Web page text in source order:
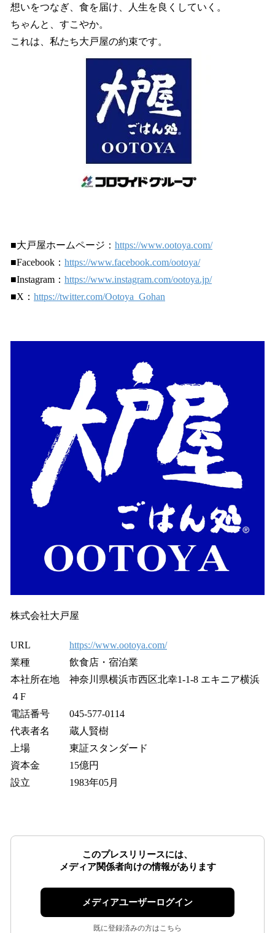
想いをつなぎ、食を届け、人生を良くしていく。
ちゃんと、すこやか。
これは、私たち大戸屋の約束です。
■大戸屋ホームページ： https://www.ootoya.com/
■Facebook： https://www.facebook.com/ootoya/
■Instagram： https://www.instagram.com/ootoya.jp/
■X： https://twitter.com/Ootoya_Gohan
株式会社大戸屋
URL https://www.ootoya.com/
業種 飲食店・宿泊業
本社所在地 神奈川県横浜市西区北幸1-1-8 エキニア横浜
４F
電話番号 045-577-0114
代表者名 蔵人賢樹
上場 東証スタンダード
資本金 15億円
設立 1983年05月
このプレスリリースには、
メディア関係者向けの情報があります
メディアユーザーログイン
既に登録済みの方はこちら